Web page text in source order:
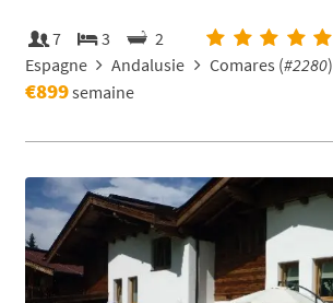
7 3
2
Espagne
Andalusie Comares (#2280)
€899semaine